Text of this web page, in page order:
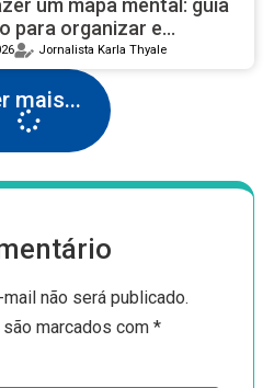
um mapa mental: guia
para organizar e
conteúdos
Jornalista Karla Thyale
mais...
não será publicado.
marcados com*